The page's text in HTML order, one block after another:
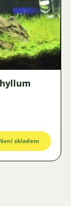
skladem